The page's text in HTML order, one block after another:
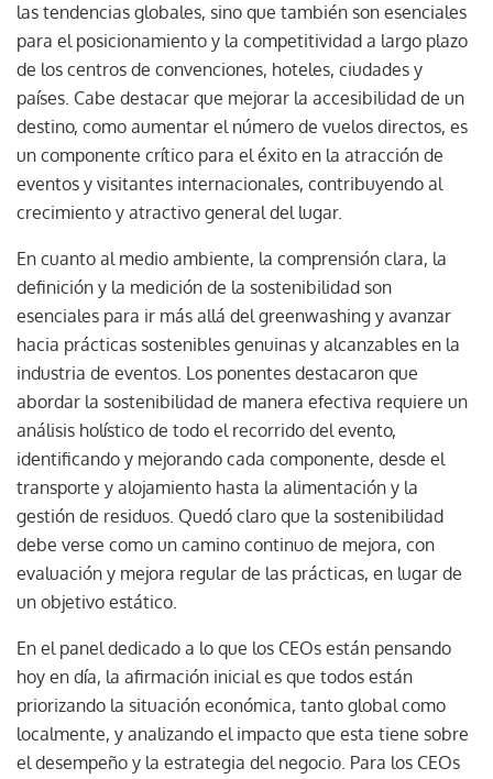
las tendencias globales, sino que también son esenciales
para el posicionamiento y la competitividad a largo plazo
de los centros de convenciones, hoteles, ciudades y
países. Cabe destacar que mejorar la accesibilidad de un
destino, como aumentar el número de vuelos directos, es
un componente crítico para el éxito en la atracción de
eventos y visitantes internacionales, contribuyendo al
crecimiento y atractivo general del lugar.
En cuanto al medio ambiente, la comprensión clara, la
definición y la medición de la sostenibilidad son
esenciales para ir más allá del greenwashing y avanzar
hacia prácticas sostenibles genuinas y alcanzables en la
industria de eventos. Los ponentes destacaron que
abordar la sostenibilidad de manera efectiva requiere un
análisis holístico de todo el recorrido del evento,
identificando y mejorando cada componente, desde el
transporte y alojamiento hasta la alimentación y la
gestión de residuos. Quedó claro que la sostenibilidad
debe verse como un camino continuo de mejora, con
evaluación y mejora regular de las prácticas, en lugar de
un objetivo estático.
En el panel dedicado a lo que los CEOs están pensando
hoy en día, la afirmación inicial es que todos están
priorizando la situación económica, tanto global como
localmente, y analizando el impacto que esta tiene sobre
el desempeño y la estrategia del negocio. Para los CEOs